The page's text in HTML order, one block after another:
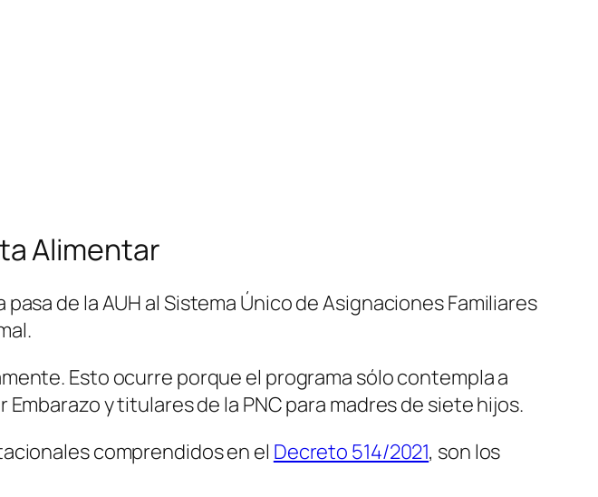
Alimentar
de la AUH al Sistema Único de Asignaciones Familiares
Esto ocurre porque el programa sólo contempla a
y titulares de la PNC para madres de siete hijos.
comprendidos en el Decreto 514/2021, son los